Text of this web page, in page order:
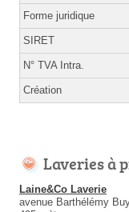
Forme juridique
SIRET
N° TVA Intra.
Création
Laveries à
Laine&Co Laverie
avenue Barthélémy